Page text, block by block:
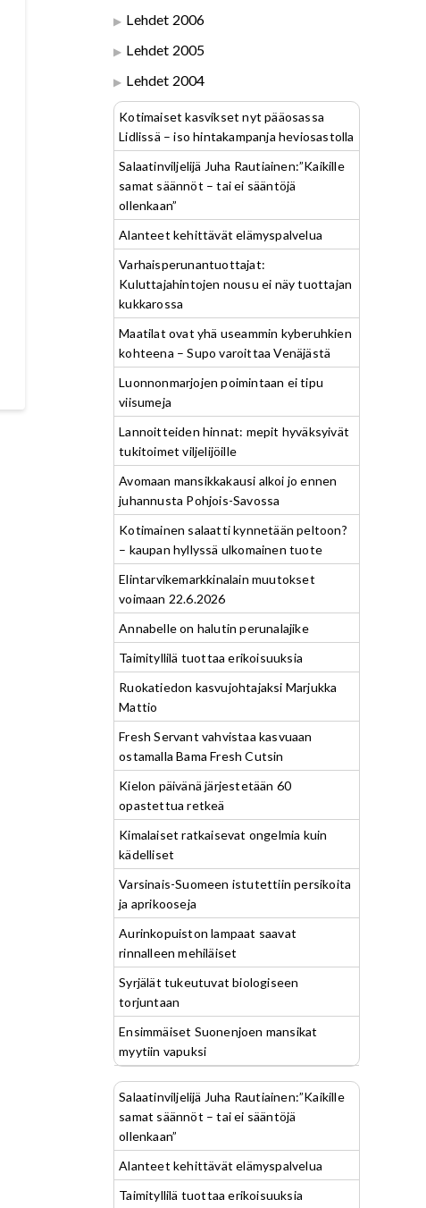
Lehdet 2006
Lehdet 2005
Lehdet 2004
Kotimaiset kasvikset nyt pääosassa
Lidlissä – iso hintakampanja heviosastolla
Salaatinviljelijä Juha Rautiainen:”Kaikille
samat säännöt – tai ei sääntöjä
ollenkaan”
Alanteet kehittävät elämyspalvelua
Varhaisperunantuottajat:
Kuluttajahintojen nousu ei näy tuottajan
kukkarossa
Maatilat ovat yhä useammin kyberuhkien
kohteena – Supo varoittaa Venäjästä
Luonnonmarjojen poimintaan ei tipu
viisumeja
Lannoitteiden hinnat: mepit hyväksyivät
tukitoimet viljelijöille
Avomaan mansikkakausi alkoi jo ennen
juhannusta Pohjois-Savossa
Kotimainen salaatti kynnetään peltoon?
– kaupan hyllyssä ulkomainen tuote
Elintarvikemarkkinalain muutokset
voimaan 22.6.2026
Annabelle on halutin perunalajike
Taimityllilä tuottaa erikoisuuksia
Ruokatiedon kasvujohtajaksi Marjukka
Mattio
Fresh Servant vahvistaa kasvuaan
ostamalla Bama Fresh Cutsin
Kielon päivänä järjestetään 60
opastettua retkeä
Kimalaiset ratkaisevat ongelmia kuin
kädelliset
Varsinais-Suomeen istutettiin persikoita
ja aprikooseja
Aurinkopuiston lampaat saavat
rinnalleen mehiläiset
Syrjälät tukeutuvat biologiseen
torjuntaan
Ensimmäiset Suonenjoen mansikat
myytiin vapuksi
Salaatinviljelijä Juha Rautiainen:”Kaikille
samat säännöt – tai ei sääntöjä
ollenkaan”
Alanteet kehittävät elämyspalvelua
Taimityllilä tuottaa erikoisuuksia